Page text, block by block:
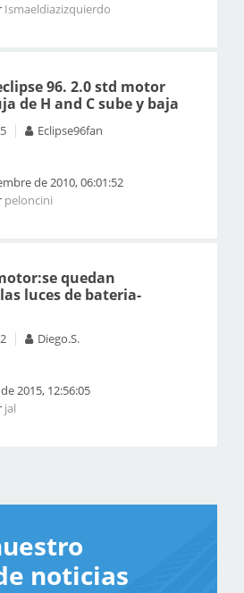
Ismaeldiazizquierdo
96. 2.0 std motor
de H and C sube y baja
Eclipse96fan
de 2010, 06:01:52
peloncini
quedan
luces de bateria-
Diego.S.
2015, 12:56:05
jal
noticias